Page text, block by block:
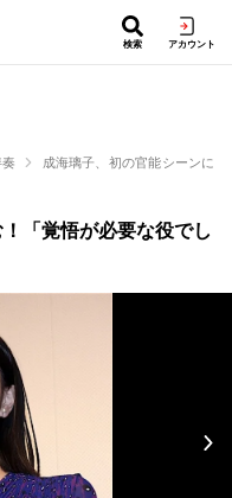
検索 アカウント
成海璃子、初の官能シーンに
「覚悟が必要な役でし